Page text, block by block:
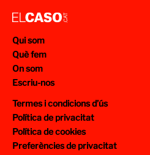
Qui som
Què fem
On som
Escriu-nos
Termes i condicions d’ús
Política de privacitat
Política de cookies
Preferències de privacitat